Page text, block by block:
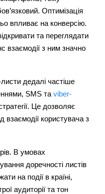
Оптимізація
впливає на конверсію.
та переглядати
взаємодії з ним значно
дедалі частіше
SMS та viber-
Це дозволяє
взаємодії користувача з
В умовах
доречності листів
на події в країні,
аудиторії та тон